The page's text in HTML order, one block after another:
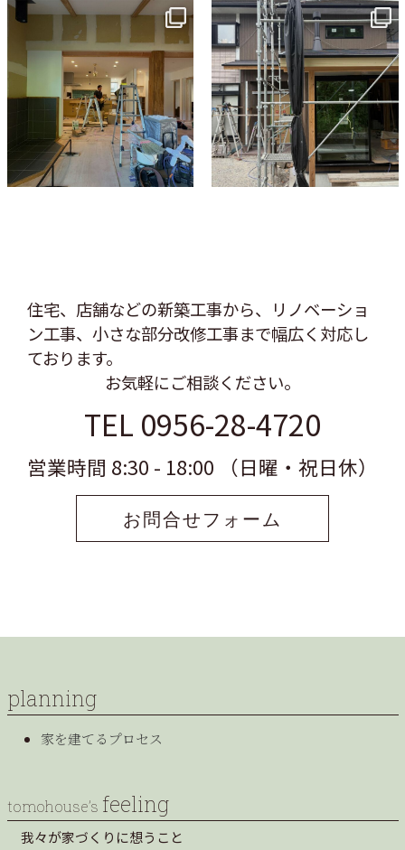
tomohouseinc
tomohouseinc
6月 3
住宅、店舗などの新築工事から、リノベーショ
ン工事、 小さな部分改修工事まで幅広く対応し
ております。
お気軽にご相談ください。
TEL 0956-28-4720
営業時間 8:30 - 18:00 （日曜・祝日休）
お問合せフォーム
planning
家を建てるプロセス
tomohouse’s feeling
我々が家づくりに想うこと